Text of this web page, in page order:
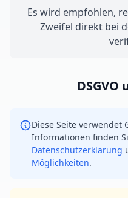
Es wird empfohlen,
Zweifel direkt bei
DSGVO
Diese Seite verwendet
Informationen finden
Datenschutzerklärung
Möglichkeiten.